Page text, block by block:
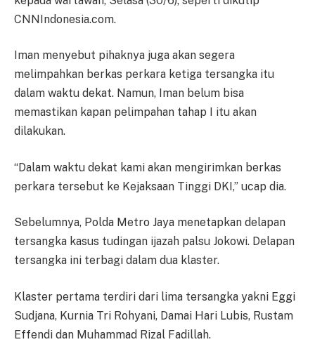
CNNIndonesia.com.
Iman menyebut pihaknya juga akan segera
melimpahkan berkas perkara ketiga tersangka itu
dalam waktu dekat. Namun, Iman belum bisa
memastikan kapan pelimpahan tahap I itu akan
dilakukan.
“Dalam waktu dekat kami akan mengirimkan berkas
perkara tersebut ke Kejaksaan Tinggi DKI,” ucap dia.
Sebelumnya, Polda Metro Jaya menetapkan delapan
tersangka kasus tudingan ijazah palsu Jokowi. Delapan
tersangka ini terbagi dalam dua klaster.
Klaster pertama terdiri dari lima tersangka yakni Eggi
Sudjana, Kurnia Tri Rohyani, Damai Hari Lubis, Rustam
Effendi dan Muhammad Rizal Fadillah.